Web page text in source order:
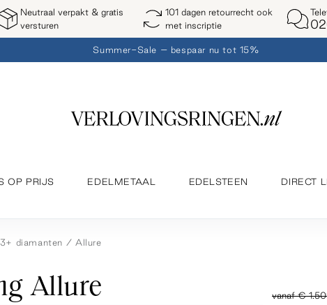
Neutraal verpakt & gratis
versturen
101 dagen retourrecht ook
met inscriptie
Summer-Sale – bespaar nu tot 15%
OP PRIJS EDELMETAAL EDELSTEEN DIRECT
3+ diamanten Allure
Allure vanaf€